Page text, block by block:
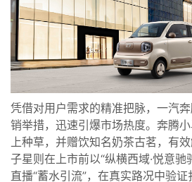
凭借对用户需求的精准把脉，一汽
销举措，迅速引爆市场热度。奔腾
上种草，并赠饮知名奶茶古茗，有
子星则在上市前以“纵横西域·悦意驰
直播“蓄水引流”，在真实路况中验